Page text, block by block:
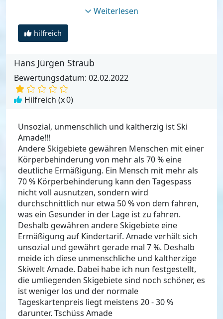
Weiterlesen
hilfreich
Hans Jürgen Straub
Bewertungsdatum: 02.02.2022
Hilfreich (x0)
Unsozial, unmenschlich und kaltherzig ist Ski
Amade!!!
Andere Skigebiete gewähren Menschen mit einer
Körperbehinderung von mehr als 70 % eine
deutliche Ermäßigung. Ein Mensch mit mehr als
70 % Körperbehinderung kann den Tagespass
nicht voll ausnutzen, sondern wird
durchschnittlich nur etwa 50 % von dem fahren,
was ein Gesunder in der Lage ist zu fahren.
Deshalb gewähren andere Skigebiete eine
Ermäßigung auf Kindertarif. Amade verhält sich
unsozial und gewährt gerade mal 7 %. Deshalb
meide ich diese unmenschliche und kaltherzige
Skiwelt Amade. Dabei habe ich nun festgestellt,
die umliegenden Skigebiete sind noch schöner, es
ist weniger los und der normale
Tageskartenpreis liegt meistens 20 - 30 %
darunter. Tschüss Amade